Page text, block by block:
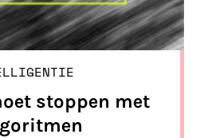
stoppen met